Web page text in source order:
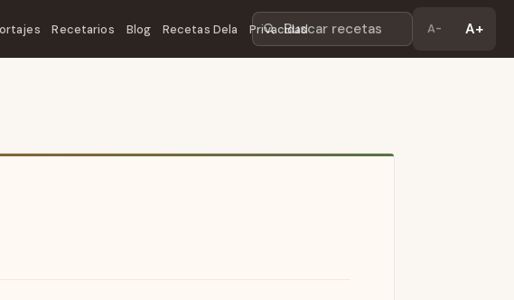
Buscar recetas A- A+
Recetarios Blog Recetas Dela Privacidad